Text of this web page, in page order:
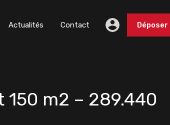
Actualités Contact Déposer
150 m2 – 289.440